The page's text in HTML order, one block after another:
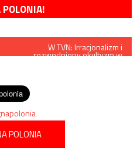
W TVN: Irracjonalizm i
rozwodniony okultyzm w
POLONIA